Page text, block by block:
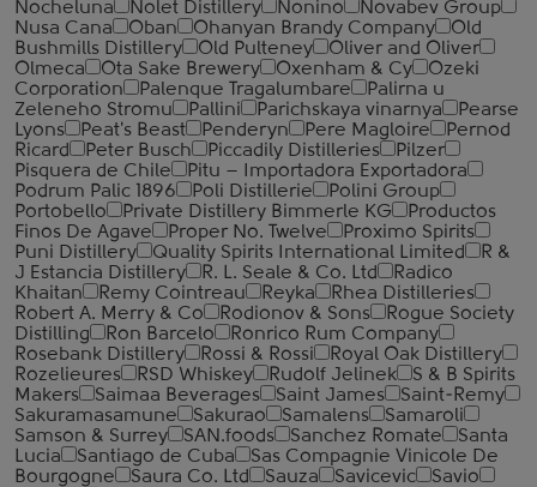
Nocheluna
Nolet Distillery Nonino
Novabev Group
Nusa Cana
Oban Ohanyan Brandy Company
Old
Bushmills Distillery
Old Pulteney
Oliver and Oliver
Olmeca
Ota Sake Brewery Oxenham & Cy
Ozeki
Corporation
Palenque Tragalumbare
Palirna u
Zeleneho Stromu
Pallini Parichskaya vinarnya
Pearse
Lyons
Peat's Beast Penderyn Pere Magloire
Pernod
Ricard
Peter Busch Piccadily Distilleries
Pilzer
Pisquera de Chile
Pitu – Importadora Exportadora
Podrum Palic 1896
Poli Distillerie
Polini Group
Portobello
Private Distillery Bimmerle KG
Productos
Finos De Agave
Proper No. Twelve
Proximo Spirits
Puni Distillery
Quality Spirits International Limited
R &
J Estancia Distillery
R. L. Seale & Co. Ltd
Radico
Khaitan
Remy Cointreau Reyka
Rhea Distilleries
Robert A. Merry & Co
Rodionov & Sons
Rogue Society
Distilling
Ron Barcelo
Ronrico Rum Company
Rosebank Distillery
Rossi & Rossi
Royal Oak Distillery
Rozelieures
RSD Whiskey Rudolf Jelinek
S & B Spirits
Makers
Saimaa Beverages Saint James
Saint-Remy
Sakuramasamune
Sakurao Samalens
Samaroli
Samson & Surrey
SAN.foods Sanchez Romate
Santa
Lucia
Santiago de Cuba
Sas Compagnie Vinicole De
Bourgogne
Saura Co. Ltd Sauza Savicevic
Savio